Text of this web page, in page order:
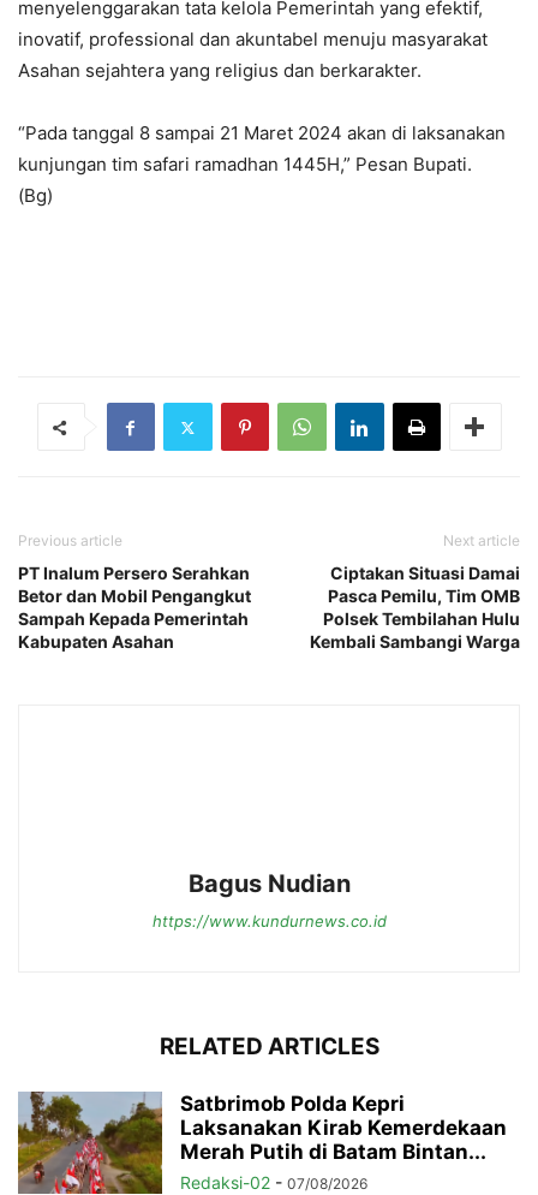
menyelenggarakan tata kelola Pemerintah yang efektif,
inovatif, professional dan akuntabel menuju masyarakat
Asahan sejahtera yang religius dan berkarakter.
“Pada tanggal 8 sampai 21 Maret 2024 akan di laksanakan
kunjungan tim safari ramadhan 1445H,” Pesan Bupati.
(Bg)
Previous article
PT Inalum Persero Serahkan
Betor dan Mobil Pengangkut
Sampah Kepada Pemerintah
Kabupaten Asahan
Next article
Ciptakan Situasi Damai
Pasca Pemilu, Tim OMB
Polsek Tembilahan Hulu
Kembali Sambangi Warga
Bagus Nudian
https://www.kundurnews.co.id
RELATED ARTICLES
Satbrimob Polda Kepri
Laksanakan Kirab Kemerdekaan
Merah Putih di Batam Bintan...
Redaksi-02 - 07/08/2026